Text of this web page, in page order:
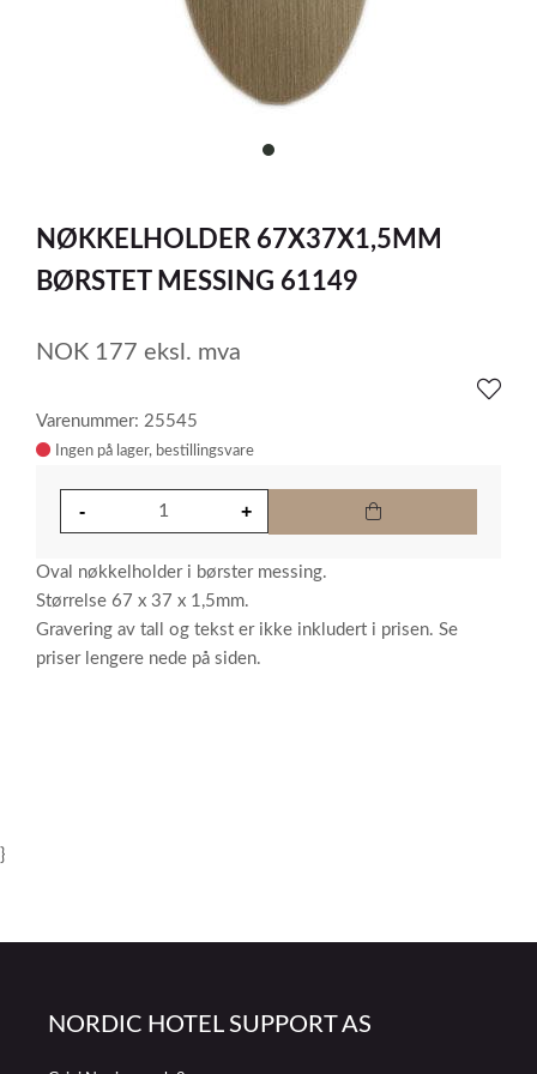
item
of
1
NØKKELHOLDER 67X37X1,5MM
BØRSTET MESSING 61149
NOK 177 eksl. mva
Varenummer: 25545
Ingen på lager
Oval nøkkelholder i børster messing.
Størrelse 67 x 37 x 1,5mm.
Gravering av tall og tekst er ikke inkludert i prisen. Se
priser lengere nede på siden.
}
NORDIC HOTEL SUPPORT AS